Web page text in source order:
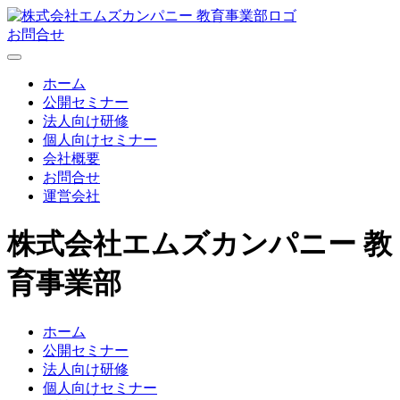
お問合せ
ホーム
公開セミナー
法人向け研修
個人向けセミナー
会社概要
お問合せ
運営会社
株式会社エムズカンパニー 教
育事業部
ホーム
公開セミナー
法人向け研修
個人向けセミナー